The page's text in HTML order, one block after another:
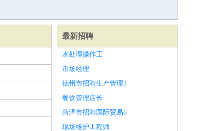
最新招聘
水处理操作工
市场经理
德州市招聘生产管理3
餐饮管理店长
菏泽市招聘国际贸易6
现场维护工程师